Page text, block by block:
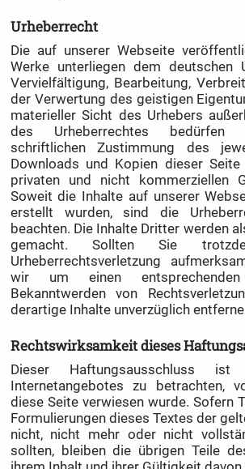
Urheberrecht
Die auf unserer Webseite
Werke unterliegen dem deutschen
Vervielfältigung, Bearbeitung,
der Verwertung des geistigen
materieller Sicht des Urhebers
des Urheberrechtes bedürfen
schriftlichen Zustimmung des
Downloads und Kopien dieser
privaten und nicht kommerziellen
Soweit die Inhalte auf unserer
erstellt wurden, sind die
beachten. Die Inhalte Dritter werden
gemacht. Sollten Sie
Urheberrechtsverletzung
wir um einen
Bekanntwerden von
derartige Inhalte unverzüglich
Rechtswirksamkeit dieses
Dieser Haftungsausschluss
Internetangebotes zu betrachten,
diese Seite verwiesen wurde. Sofern
Formulierungen dieses Textes der
nicht, nicht mehr oder nicht
sollten, bleiben die übrigen Teile